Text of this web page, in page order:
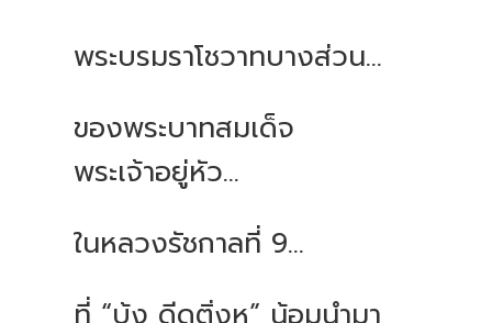
พระบรมราโชวาทบางส่วน...
ของพระบาทสมเด็จ
พระเจ้าอยู่หัว...
ในหลวงรัชกาลที่ 9…